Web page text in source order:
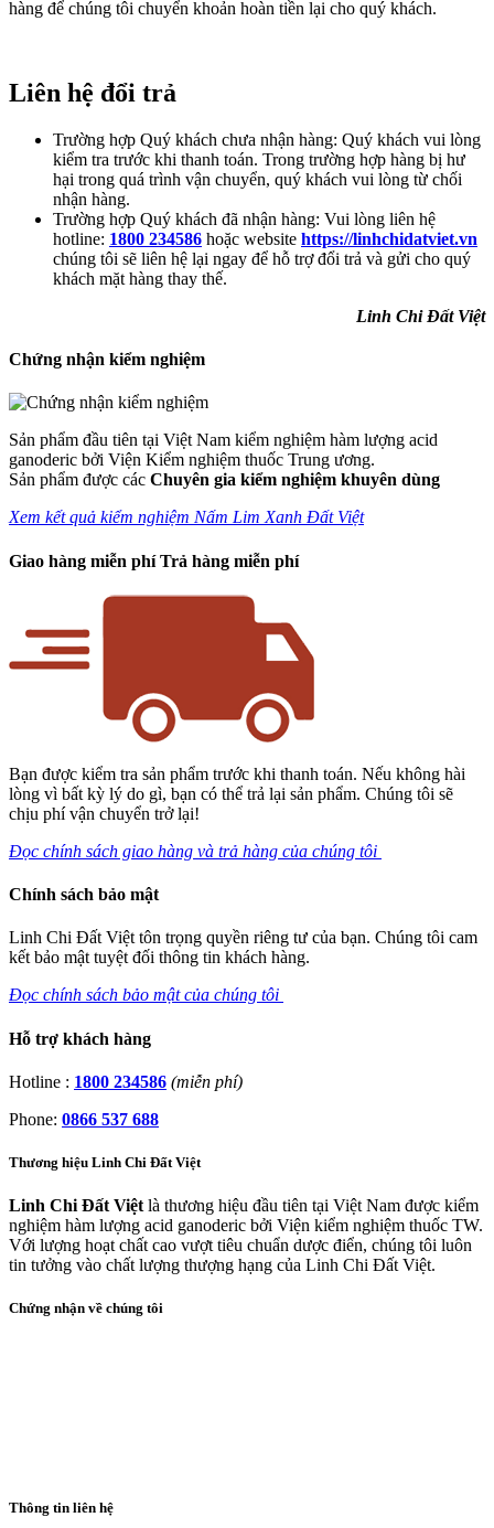
hàng để chúng tôi chuyển khoản hoàn tiền lại cho quý khách.
Liên hệ đổi trả
Trường hợp Quý khách chưa nhận hàng: Quý khách vui lòng
kiểm tra trước khi thanh toán. Trong trường hợp hàng bị hư
hại trong quá trình vận chuyển, quý khách vui lòng từ chối
nhận hàng.
Trường hợp Quý khách đã nhận hàng: Vui lòng liên hệ
hotline: 1800 234586 hoặc website https://linhchidatviet.vn
chúng tôi sẽ liên hệ lại ngay để hỗ trợ đổi trả và gửi cho quý
khách mặt hàng thay thế.
Linh Chi Đất Việt
Chứng nhận kiểm nghiệm
Sản phẩm đầu tiên tại Việt Nam kiểm nghiệm hàm lượng acid
ganoderic bởi Viện Kiểm nghiệm thuốc Trung ương.
Sản phẩm được các Chuyên gia kiểm nghiệm khuyên dùng
Xem kết quả kiểm nghiệm Nấm Lim Xanh Đất Việt
Giao hàng miễn phí Trả hàng miễn phí
Bạn được kiểm tra sản phẩm trước khi thanh toán. Nếu không hài
lòng vì bất kỳ lý do gì, bạn có thể trả lại sản phẩm. Chúng tôi sẽ
chịu phí vận chuyển trở lại!
Đọc chính sách giao hàng và trả hàng của chúng tôi
Chính sách bảo mật
Linh Chi Đất Việt tôn trọng quyền riêng tư của bạn. Chúng tôi cam
kết bảo mật tuyệt đối thông tin khách hàng.
Đọc chính sách bảo mật của chúng tôi
Hỗ trợ khách hàng
Hotline : 1800 234586 (miễn phí)
Phone: 0866 537 688
Thương hiệu Linh Chi Đất Việt
Linh Chi Đất Việt là thương hiệu đầu tiên tại Việt Nam được kiểm
nghiệm hàm lượng acid ganoderic bởi Viện kiểm nghiệm thuốc TW.
Với lượng hoạt chất cao vượt tiêu chuẩn dược điển, chúng tôi luôn
tin tưởng vào chất lượng thượng hạng của Linh Chi Đất Việt.
Chứng nhận về chúng tôi
Thông tin liên hệ